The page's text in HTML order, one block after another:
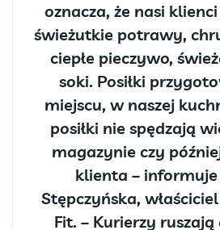
oznacza, że nasi
świeżutkie potrawy,
ciepłe pieczywo,
soki. Posiłki
miejscu, w naszej
posiłki nie spędzają
magazynie czy
klienta –
Stępczyńska,
Fit. – Kurierzy